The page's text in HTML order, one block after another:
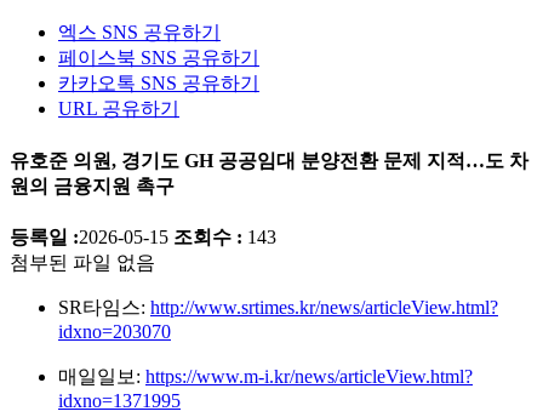
엑스 SNS 공유하기
페이스북 SNS 공유하기
카카오톡 SNS 공유하기
URL 공유하기
유호준 의원, 경기도 GH 공공임대 분양전환 문제 지적…도 차
원의 금융지원 촉구
등록일 :2026-05-15 조회수 : 143
첨부된 파일 없음
SR타임스: http://www.srtimes.kr/news/articleView.html?
idxno=203070
매일일보: https://www.m-i.kr/news/articleView.html?
idxno=1371995